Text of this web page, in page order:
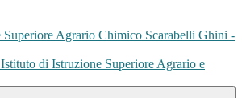
Istituto di Istruzione Superiore Agrario e